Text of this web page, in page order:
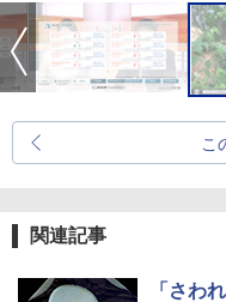
こ
関連記事
「さわ